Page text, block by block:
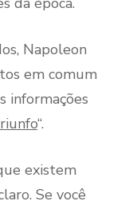
Napoleon
em comum
informações
“.
existem
Se você